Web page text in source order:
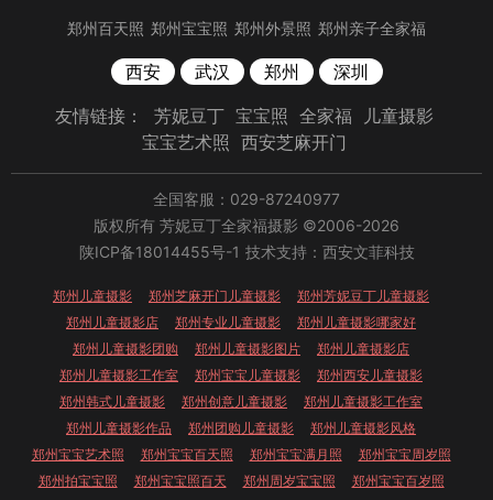
郑州百天照 郑州宝宝照 郑州外景照 郑州亲子全家福
西安 武汉 郑州
深圳
友情链接：
芳妮豆丁 宝宝照 全家福
儿童摄影
宝宝艺术照 西安芝麻开门
全国客服：029-87240977
版权所有 芳妮豆丁全家福摄影 ©2006-2026
陕ICP备18014455号-1 技术支持：西安文菲科技
郑州儿童摄影 郑州芝麻开门儿童摄影
郑州芳妮豆丁儿童摄影
郑州儿童摄影店
郑州专业儿童摄影
郑州儿童摄影哪家好
郑州儿童摄影团购
郑州儿童摄影图片
郑州儿童摄影店
郑州儿童摄影工作室
郑州宝宝儿童摄影
郑州西安儿童摄影
郑州韩式儿童摄影
郑州创意儿童摄影
郑州儿童摄影工作室
郑州儿童摄影作品
郑州团购儿童摄影
郑州儿童摄影风格
郑州宝宝艺术照
郑州宝宝百天照 郑州宝宝满月照
郑州宝宝周岁照
郑州拍宝宝照
郑州宝宝照百天 郑州周岁宝宝照
郑州宝宝百岁照